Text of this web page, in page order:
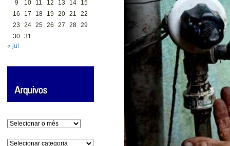
9
10 11 12 13 14
15
16
17 18 19 20 21
22
23
24 25 26 27 28 29
30 31
« jul
Arquivos
Categorias